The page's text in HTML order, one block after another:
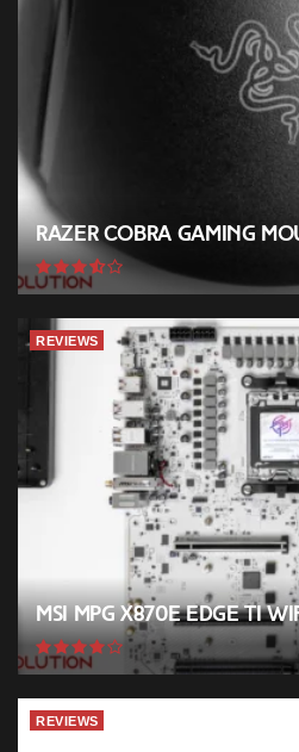
Razer Cobra Gaming
REVIEWS
MSI MPG X870E EDGE TI
REVIEWS